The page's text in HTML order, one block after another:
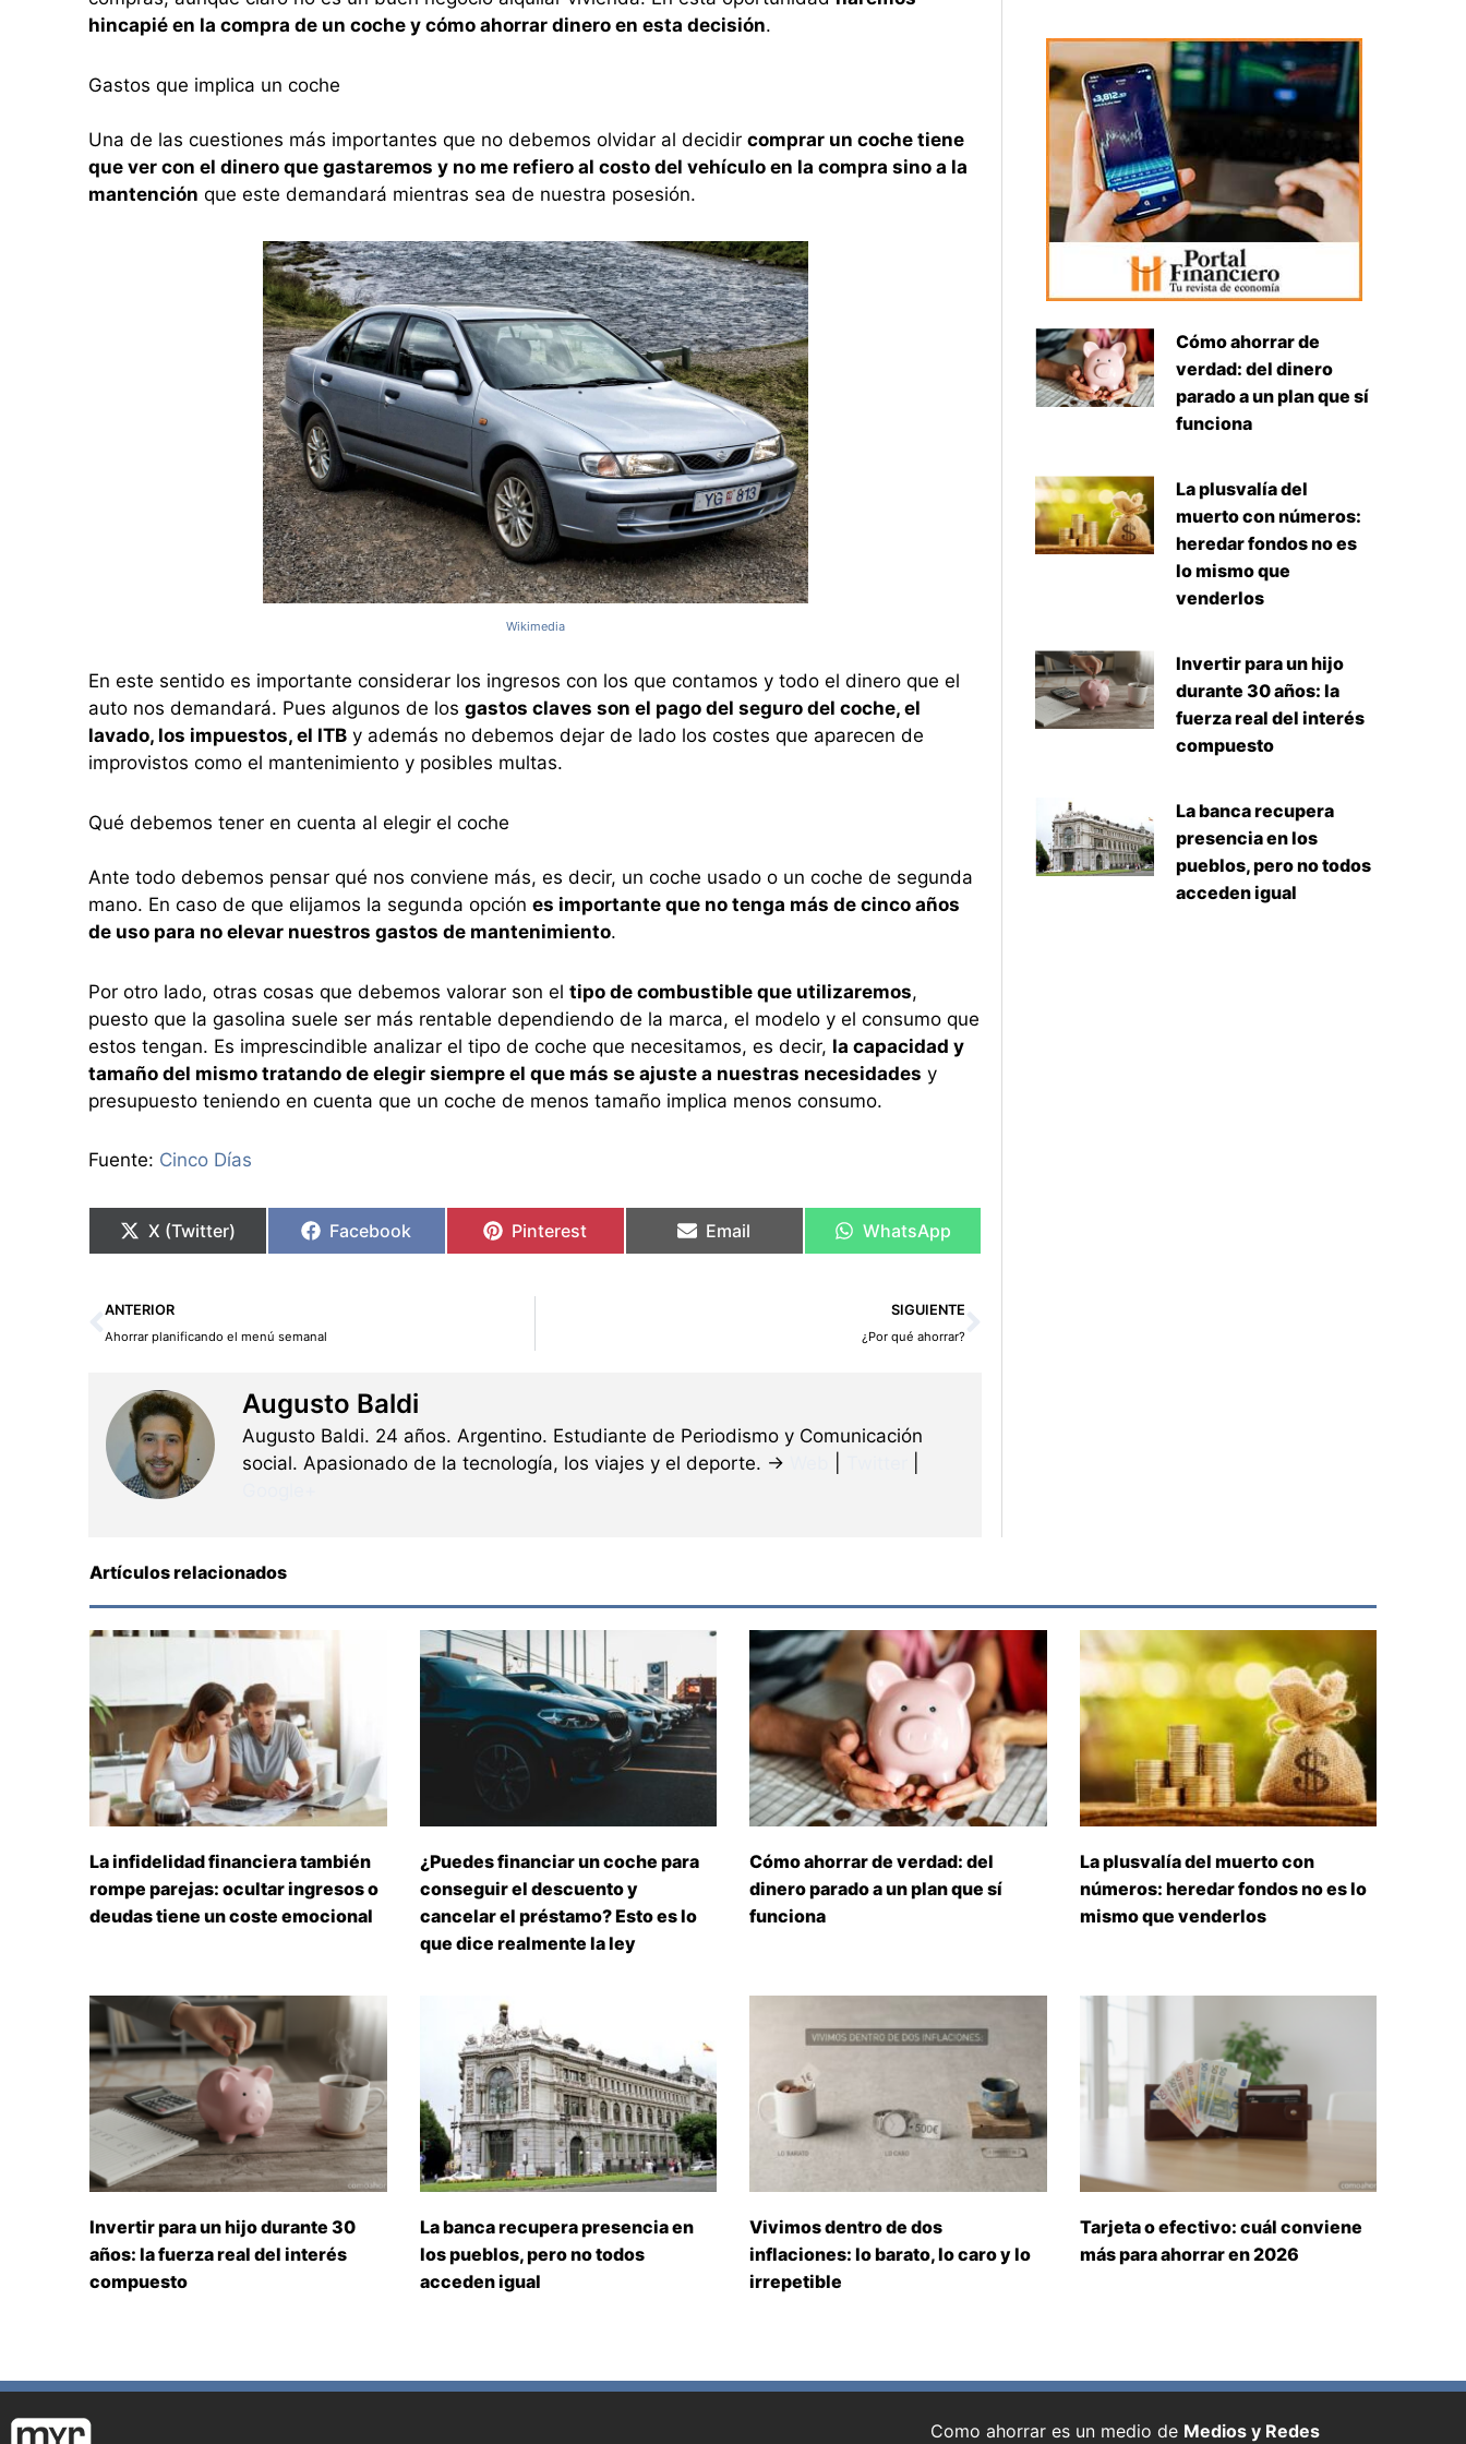
hincapié en la compra de un coche y cómo ahorrar dinero en esta decisión.
Gastos que implica un coche
Una de las cuestiones más importantes que no debemos olvidar al decidir comprar un coche tiene
que ver con el dinero que gastaremos y no me refiero al costo del vehículo en la compra sino a la
mantención que este demandará mientras sea de nuestra posesión.
Wikimedia
En este sentido es importante considerar los ingresos con los que contamos y todo el dinero que el
auto nos demandará. Pues algunos de los gastos claves son el pago del seguro del coche, el
lavado, los impuestos, el ITBy además no debemos dejar de lado los costes que aparecen de
improvistos como el mantenimiento y posibles multas.
Qué debemos tener en cuenta al elegir el coche
Ante todo debemos pensar qué nos conviene más, es decir, un coche usado o un coche de segunda
mano. En caso de que elijamos la segunda opción es importante que no tenga más de cinco años
de uso para no elevar nuestros gastos de mantenimiento.
Por otro lado, otras cosas que debemos valorar son el tipo de combustible que utilizaremos,
puesto que la gasolina suele ser más rentable dependiendo de la marca, el modelo y el consumo que
estos tengan. Es imprescindible analizar el tipo de coche que necesitamos, es decir, la capacidad y
tamaño del mismo tratando de elegir siempre el que más se ajuste a nuestras necesidades y
presupuesto teniendo en cuenta que un coche de menos tamaño implica menos consumo.
Fuente: Cinco Días
X (Twitter) Facebook Pinterest Email WhatsApp
Ant
ANTERIOR
Ahorrar planificando el menú semanal
SIGUIENTE
¿Por qué ahorrar?
Augusto Baldi
Augusto Baldi. 24 años. Argentino. Estudiante de Periodismo y Comunicación
social. Apasionado de la tecnología, los viajes y el deporte. →
Cómo ahorrar de
verdad: del dinero
parado a un plan que sí
funciona
La plusvalía del
muerto con números:
heredar fondos no es
lo mismo que
venderlos
Invertir para un hijo
durante 30 años: la
fuerza real del interés
compuesto
La banca recupera
presencia en los
pueblos, pero no todos
acceden igual
Artículos relacionados
La infidelidad financiera también
rompe parejas: ocultar ingresos o
deudas tiene un coste emocional
¿Puedes financiar un coche para
conseguir el descuento y
cancelar el préstamo? Esto es lo
que dice realmente la ley
Cómo ahorrar de verdad: del
dinero parado a un plan que sí
funciona
La plusvalía del muerto con
números: heredar fondos no es lo
mismo que venderlos
Invertir para un hijo durante 30
años: la fuerza real del interés
compuesto
La banca recupera presencia en
los pueblos, pero no todos
acceden igual
Vivimos dentro de dos
inflaciones: lo barato, lo caro y lo
irrepetible
Tarjeta o efectivo: cuál conviene
más para ahorrar en 2026
Como ahorrar es un medio de Medios y Redes